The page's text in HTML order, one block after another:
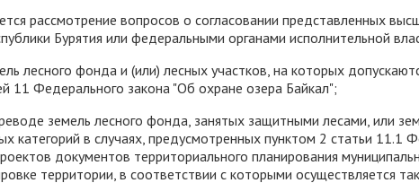
рассмотрение вопросов о согласовании представленных
Бурятия или федеральными органами исполнительной
лесного фонда и (или) лесных участков, на которых
11 Федерального закона "Об охране озера Байкал";
земель лесного фонда, занятых защитными лесами, или
категорий в случаях, предусмотренных пунктом 2 статьи 11.1
документов территориального планирования
территории, в соответствии с которыми осуществляется